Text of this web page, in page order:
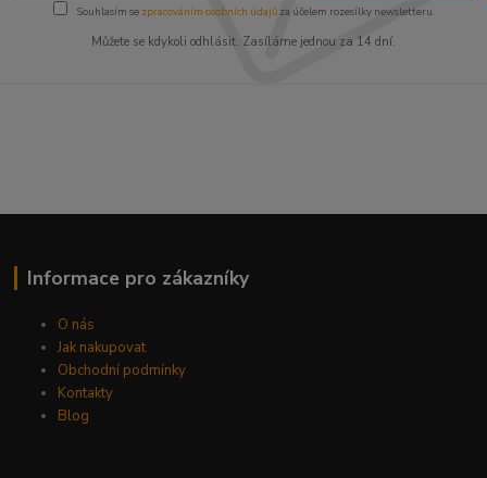
Souhlasím se zpracováním osobních údajůza účelem rozesílky newsletteru.
Můžete se kdykoli odhlásit. Zasíláme jednou za 14 dní.
Informace pro zákazníky
O nás
Jak nakupovat
Obchodní podmínky
Kontakty
Blog